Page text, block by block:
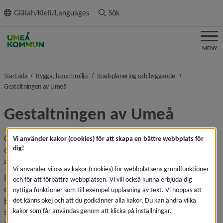
innehållet
Giälah/Kieli/Languages Sök
MENY
Startsida Bygga, bo och miljö nivå i brödsmulenavigeringen
Stadsplanering och byggande nivå i
Gestaltningen av Umeånivå i brödsmulenavigeringen
Gestaltningen av Umeå
Gestaltningen av Umeå är en tematisk samlingssida för
olika dokument och arbeten som omfattar kommunens
arbeten kring gestaltning och arkitektur.
I
byggnadsordningarna finns fördjupande dokumentation
och förhållningssätt till Umeås befintliga stadsdelar.
Byggnads­ordningarna omfattar i stort de flesta
stadsdelarna inom femkilometersstaden. Vill du fördjupa
Vi använder kakor (cookies) för att skapa en bättre webbplats för
dig!
Vi använder vi oss av kakor (cookies) för webbplatsens grundfunktioner
och för att förbättra webbplatsen. Vi vill också kunna erbjuda dig
nyttiga funktioner som till exempel uppläsning av text. Vi hoppas att
det känns okej och att du godkänner alla kakor. Du kan ändra vilka
kakor som får användas genom att klicka på inställningar.